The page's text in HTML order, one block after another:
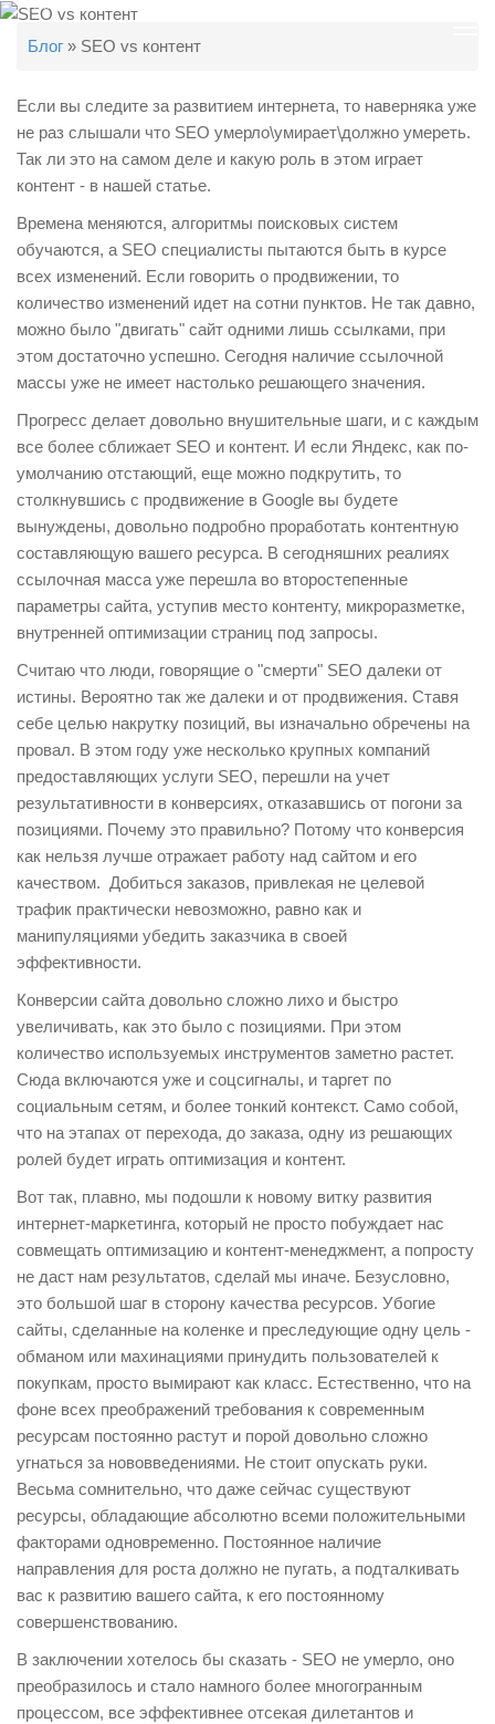
SEO VS КОНТЕНТ
Блог » SEO vs контент
Если вы следите за развитием интернета, то наверняка уже
не раз слышали что SEO умерло\умирает\должно умереть.
Так ли это на самом деле и какую роль в этом играет
контент - в нашей статье.
Времена меняются, алгоритмы поисковых систем
обучаются, а SEO специалисты пытаются быть в курсе
всех изменений. Если говорить о продвижении, то
количество изменений идет на сотни пунктов. Не так давно,
можно было "двигать" сайт одними лишь ссылками, при
этом достаточно успешно. Сегодня наличие ссылочной
массы уже не имеет настолько решающего значения.
Прогресс делает довольно внушительные шаги, и с каждым
все более сближает SEO и контент. И если Яндекс, как по-
умолчанию отстающий, еще можно подкрутить, то
столкнувшись с продвижение в Google вы будете
вынуждены, довольно подробно проработать контентную
составляющую вашего ресурса. В сегодняшних реалиях
ссылочная масса уже перешла во второстепенные
параметры сайта, уступив место контенту, микроразметке,
внутренней оптимизации страниц под запросы.
Считаю что люди, говорящие о "смерти" SEO далеки от
истины. Вероятно так же далеки и от продвижения. Ставя
себе целью накрутку позиций, вы изначально обречены на
провал. В этом году уже несколько крупных компаний
предоставляющих услуги SEO, перешли на учет
результативности в конверсиях, отказавшись от погони за
позициями. Почему это правильно? Потому что конверсия
как нельзя лучше отражает работу над сайтом и его
качеством. Добиться заказов, привлекая не целевой
трафик практически невозможно, равно как и
манипуляциями убедить заказчика в своей
эффективности.
Конверсии сайта довольно сложно лихо и быстро
увеличивать, как это было с позициями. При этом
количество используемых инструментов заметно растет.
Сюда включаются уже и соцсигналы, и таргет по
социальным сетям, и более тонкий контекст. Само собой,
что на этапах от перехода, до заказа, одну из решающих
ролей будет играть оптимизация и контент.
Вот так, плавно, мы подошли к новому витку развития
интернет-маркетинга, который не просто побуждает нас
совмещать оптимизацию и контент-менеджмент, а попросту
не даст нам результатов, сделай мы иначе. Безусловно,
это большой шаг в сторону качества ресурсов. Убогие
сайты, сделанные на коленке и преследующие одну цель -
обманом или махинациями принудить пользователей к
покупкам, просто вымирают как класс. Естественно, что на
фоне всех преображений требования к современным
ресурсам постоянно растут и порой довольно сложно
угнаться за нововведениями. Не стоит опускать руки.
Весьма сомнительно, что даже сейчас существуют
ресурсы, обладающие абсолютно всеми положительными
факторами одновременно. Постоянное наличие
направления для роста должно не пугать, а подталкивать
вас к развитию вашего сайта, к его постоянному
совершенствованию.
В заключении хотелось бы сказать - SEO не умерло, оно
преобразилось и стало намного более многогранным
процессом, все эффективнее отсекая дилетантов и